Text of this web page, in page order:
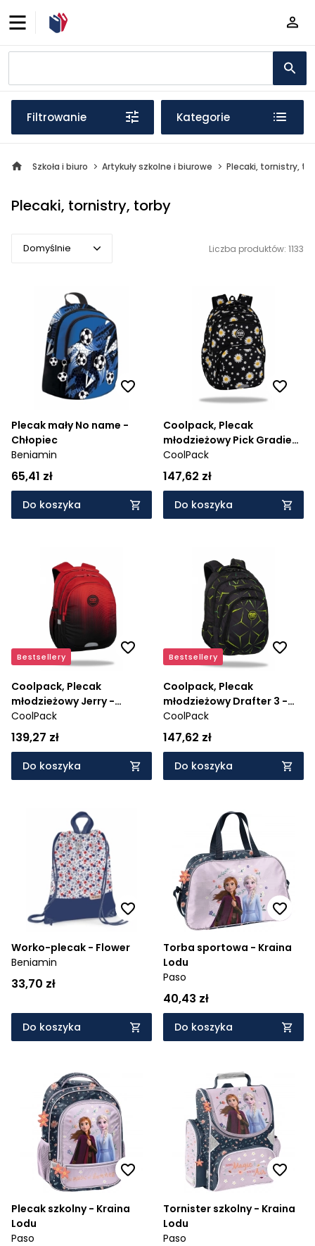
Filtrowanie Kategorie
Szkoła i biuro Artykuły szkolne i biurowe Plecaki, tornistry,
Plecaki, tornistry, torby
Domyślnie
Popularne
Cena rosnąco
Cena malejąco
Od najnowszych
Od najstarszych
Liczba produktów: 1133
Plecak mały No name -
Chłopiec
Beniamin
65,41 zł
Do koszyka
Coolpack, Plecak
młodzieżowy Pick Gradient
- Daisy Black (F099817)
CoolPack
147,62 zł
Do koszyka
Bestsellery
Coolpack, Plecak
młodzieżowy Jerry -
Gradient Cranberry
(F029756)
CoolPack
139,27 zł
Do koszyka
Bestsellery
Coolpack, Plecak
młodzieżowy Drafter 3 -
Quake (F010750)
CoolPack
147,62 zł
Do koszyka
Worko-plecak - Flower
Beniamin
33,70 zł
Do koszyka
Torba sportowa - Kraina
Lodu
Paso
40,43 zł
Do koszyka
Plecak szkolny - Kraina
Lodu
Paso
Tornister szkolny - Kraina
Lodu
Paso